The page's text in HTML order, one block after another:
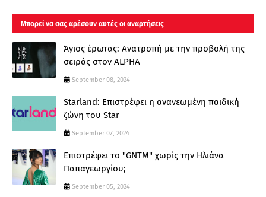
Μπορεί να σας αρέσουν αυτές οι αναρτήσεις
Άγιος έρωτας: Ανατροπή με την προβολή της
σειράς στον ALPHA
September 08, 2024
Starland: Επιστρέφει η ανανεωμένη παιδική
ζώνη του Star
September 07, 2024
Επιστρέφει το "GNTM" χωρίς την Ηλιάνα
Παπαγεωργίου;
September 05, 2024